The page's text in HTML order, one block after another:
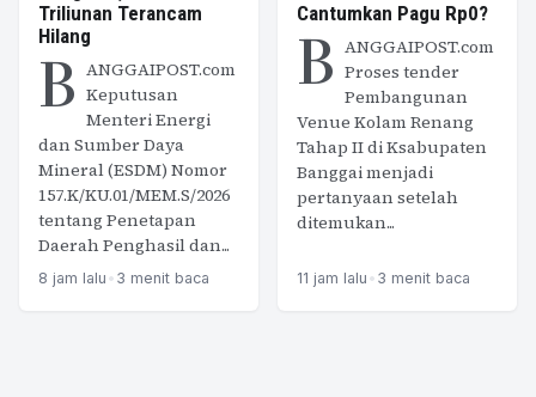
Triliunan Terancam
Hilang
B ANGGAIPOST.com
Keputusan
Menteri Energi
dan Sumber Daya
Mineral (ESDM) Nomor
157.K/KU.01/MEM.S/2026
tentang Penetapan
Daerah Penghasil dan...
8 jam lalu • 3 menit baca
Cantumkan Pagu Rp0?
B ANGGAIPOST.com
Proses tender
Pembangunan
Venue Kolam Renang
Tahap II di Ksabupaten
Banggai menjadi
pertanyaan setelah
ditemukan...
11 jam lalu • 3 menit baca